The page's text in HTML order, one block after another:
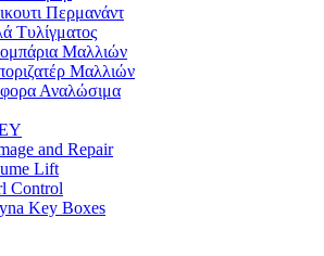
Περμανάντ
Τυλίγματος
Μαλλιών
Μαλλιών
Αναλώσιμα
and Repair
Lift
Control
Key Boxes